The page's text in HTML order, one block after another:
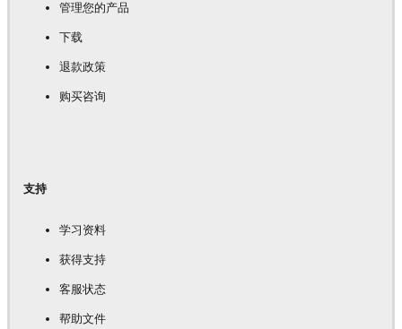
管理您的产品
下载
退款政策
购买咨询
支持
学习资料
获得支持
客服状态
帮助文件